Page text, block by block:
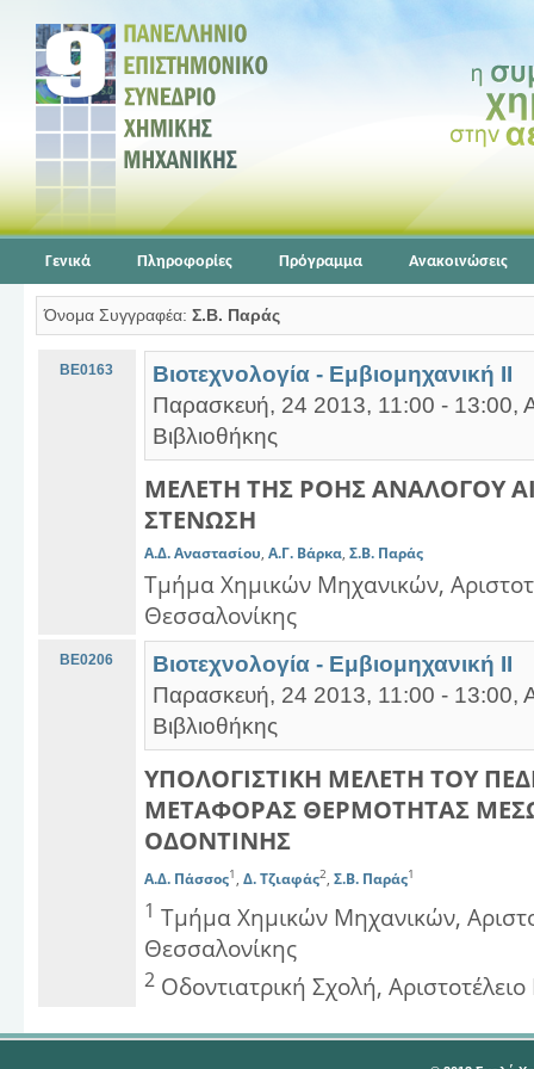
Γενικά Πληροφορίες Πρόγραμμα Ανακοινώσεις
Όνομα Συγγραφέα: Σ.Β. Παράς
BE0163
Βιοτεχνολογία - Εμβιομηχανική ΙΙ
Παρασκευή, 24 2013, 11:00 - 13:00,
Βιβλιοθήκης
ΜΕΛΕΤΗ ΤΗΣ ΡΟΗΣ ΑΝΑΛΟΓΟΥ
ΣΤΕΝΩΣΗ
Α.Δ. Αναστασίου, Α.Γ. Βάρκα, Σ.Β. Παράς
Τμήμα Χημικών Μηχανικών,
Θεσσαλονίκης
BE0206
Βιοτεχνολογία - Εμβιομηχανική ΙΙ
Παρασκευή, 24 2013, 11:00 - 13:00,
Βιβλιοθήκης
ΥΠΟΛΟΓΙΣΤΙΚΗ ΜΕΛΕΤΗ ΤΟΥ
ΜΕΤΑΦΟΡΑΣ ΘΕΡΜΟΤΗΤΑΣ
ΟΔΟΝΤΙΝΗΣ
Α.Δ. Πάσσος1 , Δ. Τζιαφάς2, Σ.Β. Παράς1
1 Τμήμα Χημικών Μηχανικών,
Θεσσαλονίκης
2 Οδοντιατρική Σχολή,